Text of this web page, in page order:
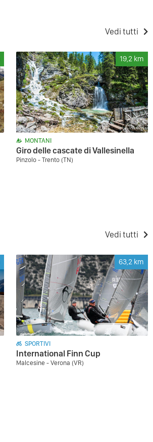
Vedi tutti
19,2 km
MONTANI
Giro delle cascate di Vallesinella
Pinzolo - Trento (TN)
Vedi tutti
63,2 km
SPORTIVI
International Finn Cup
Malcesine - Verona (VR)